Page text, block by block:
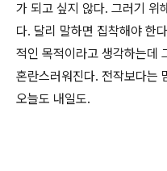
가 되고 싶지 않다. 그러기 위
다. 달리 말하면 집착해야 한
적인 목적이라고 생각하는데
혼란스러워진다. 전작보다는
오늘도 내일도.